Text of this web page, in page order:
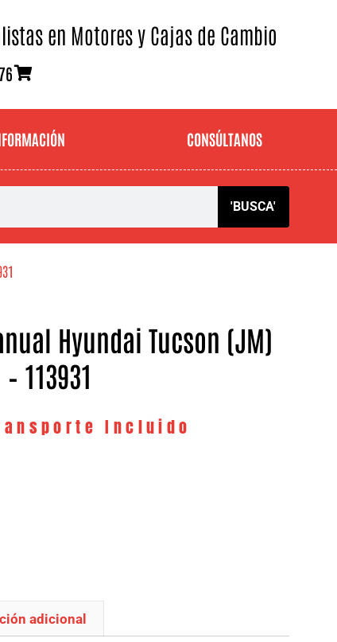
en Motores y Cajas de Cambio
CONSÚLTANOS
'BUSCA'
Hyundai Tucson (JM)
113931
Incluido
adicional